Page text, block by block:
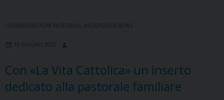
settembre
2022
COLLABORAZIONI PASTORALI ARCIDIOCESI NEWS
15 GIUGNO 2022
Con «La Vita Cattolica» un inserto
dedicato alla pastorale familiare